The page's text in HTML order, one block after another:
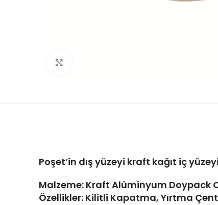
Poşet’in dış yüzeyi kraft kağıt iç
Malzeme: Kraft Alüminyum Doypack
Özellikler: Kilitli Kapatma, Yırtma